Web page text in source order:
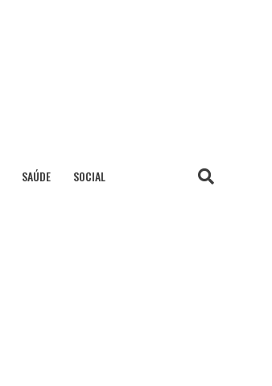
SAÚDE SOCIAL